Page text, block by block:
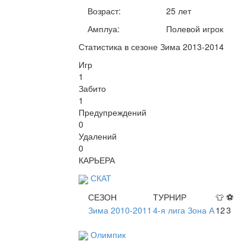
Возраст:
Амплуа:
25 лет
Полевой игрок
Статистика в сезоне Зима 2013-2014
Игр
1
Забито
1
Предупреждений
0
Удалений
0
КАРЬЕРА
СКАТ
СЕЗОН
ТУРНИР 👕 ⚽
Зима 2010-2011 4-я лига Зона А123
Олимпик